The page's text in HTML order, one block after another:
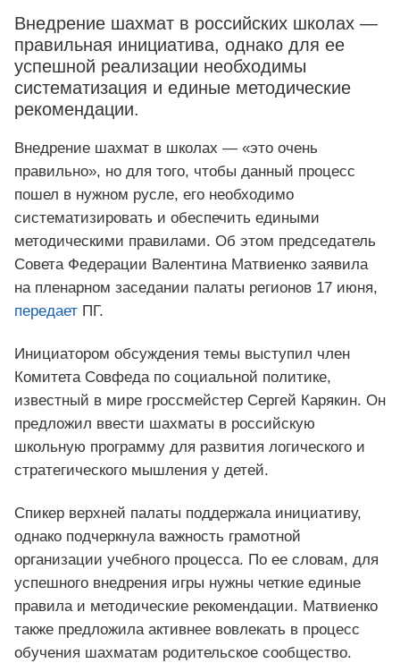
Внедрение шахмат в российских школах —
правильная инициатива, однако для ее
успешной реализации необходимы
систематизация и единые методические
рекомендации.
Внедрение шахмат в школах — «это очень
правильно», но для того, чтобы данный процесс
пошел в нужном русле, его необходимо
систематизировать и обеспечить едиными
методическими правилами. Об этом председатель
Совета Федерации Валентина Матвиенко заявила
на пленарном заседании палаты регионов 17 июня,
передает ПГ.
Инициатором обсуждения темы выступил член
Комитета Совфеда по социальной политике,
известный в мире гроссмейстер Сергей Карякин. Он
предложил ввести шахматы в российскую
школьную программу для развития логического и
стратегического мышления у детей.
Спикер верхней палаты поддержала инициативу,
однако подчеркнула важность грамотной
организации учебного процесса. По ее словам, для
успешного внедрения игры нужны четкие единые
правила и методические рекомендации. Матвиенко
также предложила активнее вовлекать в процесс
обучения шахматам родительское сообщество.